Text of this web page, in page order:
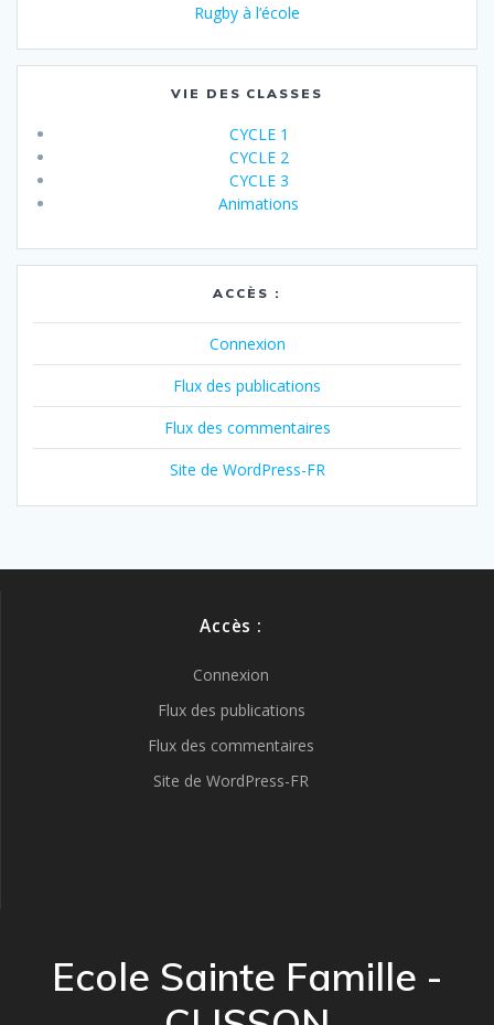
Rugby à l’école
VIE DES CLASSES
CYCLE 1
CYCLE 2
CYCLE 3
Animations
ACCÈS :
Connexion
Flux des publications
Flux des commentaires
Site de WordPress-FR
Accès :
Connexion
Flux des publications
Flux des commentaires
Site de WordPress-FR
Ecole Sainte Famille -